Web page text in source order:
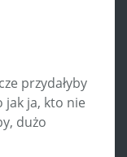
przydałyby
jak ja, kto nie
dużo